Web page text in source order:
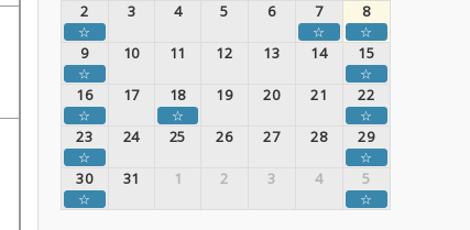
2 3 4 5 6 7 8
☆ ☆ ☆
9 10 11 12 13 14 15
☆ ☆
16 17 18 19 20 21 22
☆ ☆ ☆
23 24 25 26 27 28 29
☆ ☆
30 31 1 2 3 4 5
☆ ☆